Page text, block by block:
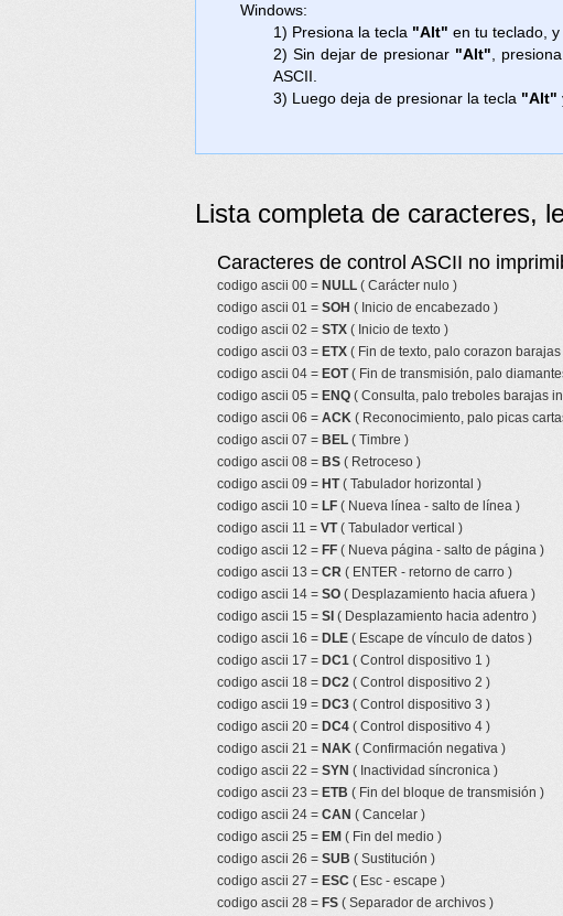
Windows:
1) Presiona la tecla "Alt" en tu teclado, y
2) Sin dejar de presionar "Alt" ,
ASCII.
3) Luego deja de presionar la tecla "Alt"
Lista completa de caracteres,
Caracteres de control ASCII no
codigo ascii 00 = NULL ( Carácter nulo )
codigo ascii 01 = SOH ( Inicio de encabezado )
codigo ascii 02 = STX ( Inicio de texto )
codigo ascii 03 = ETX ( Fin de texto, palo corazon
codigo ascii 04 = EOT( Fin de transmisión, palo
codigo ascii 05 = ENQ ( Consulta, palo treboles barajas
codigo ascii 06 = ACK ( Reconocimiento, palo picas
codigo ascii 07 = BEL ( Timbre )
codigo ascii 08 = BS ( Retroceso )
codigo ascii 09 = HT( Tabulador horizontal )
codigo ascii 10 = LF ( Nueva línea - salto de línea )
codigo ascii 11 = VT( Tabulador vertical )
codigo ascii 12 = FF ( Nueva página - salto de página )
codigo ascii 13 = CR ( ENTER - retorno de carro )
codigo ascii 14 = SO ( Desplazamiento hacia afuera )
codigo ascii 15 = SI ( Desplazamiento hacia adentro )
codigo ascii 16 = DLE ( Escape de vínculo de datos )
codigo ascii 17 = DC1 ( Control dispositivo 1 )
codigo ascii 18 = DC2 ( Control dispositivo 2 )
codigo ascii 19 = DC3 ( Control dispositivo 3 )
codigo ascii 20 = DC4 ( Control dispositivo 4 )
codigo ascii 21 = NAK ( Confirmación negativa )
codigo ascii 22 = SYN ( Inactividad síncronica )
codigo ascii 23 = ETB ( Fin del bloque de transmisión )
codigo ascii 24 = CAN ( Cancelar )
codigo ascii 25 = EM ( Fin del medio )
codigo ascii 26 = SUB ( Sustitución )
codigo ascii 27 = ESC ( Esc - escape )
codigo ascii 28 = FS ( Separador de archivos )